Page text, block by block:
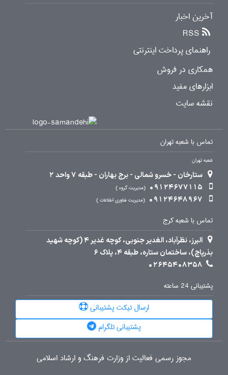
آخرین اخبار
RSS
راهنمای پرداخت اینترنتی
همکاری در فروش
ابزارهای مفید
نقشه سایت
تماس با شعبه تهران
شعبه تهران
ستارخان - خسرو شمالی - برج بهاران - طبقه 7 واحد 2
09124677115
مدیریت گروه
09124648967 مدیریت فناوری اطلاعات
تماس با شعبه کرج
البرز، نظرآباد، الغدیر جنوبی، کوچه غدیر 4 (کوچه شهید
بذرپاچ)، ساختمان ستاره، طبقه 4، پلاک 6
02645408358
پشتیبانی 24 ساعته
ارسال تیکت پشتیبانی
پشتیبانی تلگرام
مجوز رسمی فعالیت از وزارت فرهنگ و ارشاد اسلامی